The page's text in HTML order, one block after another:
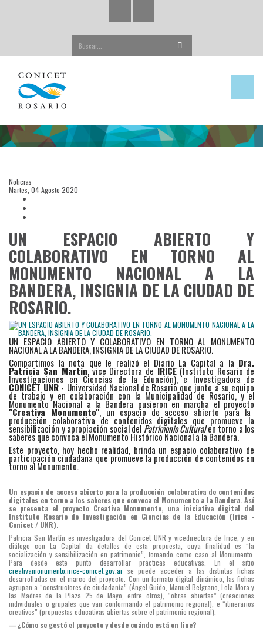
Noticias
Martes, 04 Agosto 2020
UN ESPACIO ABIERTO Y
COLABORATIVO EN TORNO AL
MONUMENTO NACIONAL A LA
BANDERA, INSIGNIA DE LA CIUDAD DE
ROSARIO.
UN ESPACIO ABIERTO Y COLABORATIVO EN TORNO AL MONUMENTO
NACIONAL A LA BANDERA, INSIGNIA DE LA CIUDAD DE ROSARIO.
Compartimos la nota que le realizó el Diario La Capital a la Dra.
Patricia San Martin, vice Directora deIRICE(Instituto Rosario de
Investigaciones en Ciencias de la Eduación), e Investigadora de
CONICET UNR- Universidad Nacional de Rosario que junto a su equipo
de trabajo y en colaboración con la Municipalidad de Rosario, y el
Monumento Nacional a la Bandera pusieron en marcha el proyecto
"Creativa Monumento", un espacio de acceso abierto para la
producción colaborativa de contenidos digitales que promueve la
sensibilización y apropiación social delPatrimonio Culturalen torno a los
saberes que convoca el Monumento Histórico Nacional a la Bandera.
Este proyecto, hoy hecho realidad, brinda un espacio colaborativo de
participación ciudadana que promueve la producción de contenidos en
torno al Monumento.
Un espacio de acceso abierto para la producción colaborativa de contenidos
digitales en torno a los saberes que convoca el Monumento a la Bandera. Así
se presenta el proyecto Creativa Monumento, una iniciativa digital del
Instituto Rosario de Investigación en Ciencias de la Educación (Irice -
Conicet / UNR).
Patricia San Martín es investigadora del Conicet UNR y vicedirectora de Irice, y en
diálogo con La Capital da detalles de esta propuesta, cuya finalidad es “la
socialización y sensibilización en patrimonio”, tomando como caso al Monumento.
Para desde este punto desarrollar prácticas educativas. En el sitio
creativamonumento.irice-conicet.gov.ar se puede acceder a las distintas fichas
desarrolladas en el marco del proyecto. Con un formato digital dinámico, las fichas
agrupan a “constructores de ciudadanía” (Ángel Guido, Manuel Belgrano, Lola Mora y
las Madres de la Plaza 25 de Mayo, entre otros), “obras abiertas” (creaciones
individuales o grupales que van conformando el patrimonio regional), e “itinerarios
creativos” (propuestas educativas abiertas sobre el patrimonio regional).
—¿Cómo se gestó el proyecto y desde cuándo está on line?